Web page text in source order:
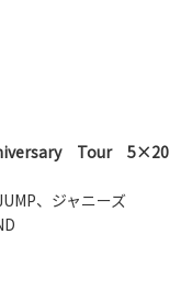
Tour 5×20
、ジャニーズ